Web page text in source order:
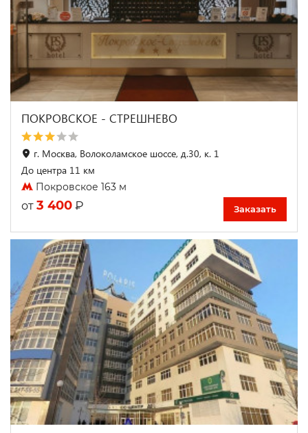
ПОКРОВСКОЕ - СТРЕШНЕВО
г. Москва, Волоколамское шоссе, д.30, к. 1
До центра 11 км
Покровское 163 м
от 3 400 ₽ Заказать